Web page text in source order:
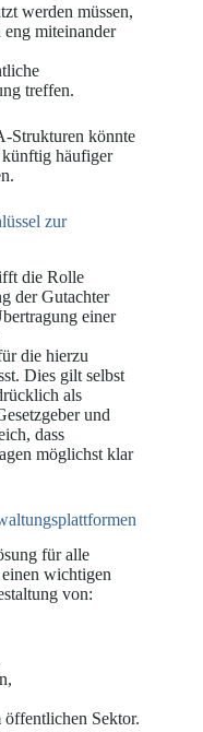
werden müssen,
miteinander
treffen.
Strukturen könnte
künftig häufiger
zur
die Rolle
der Gutachter
einer
die hierzu
Dies gilt selbst
als
und
dass
möglichst klar
für alle
wichtigen
von:
Sektor.